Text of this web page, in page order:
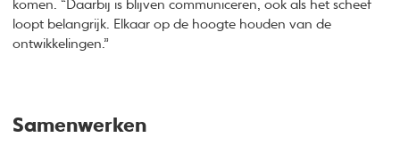
komen. “Daarbij is blijven communiceren, ook als het scheef
loopt belangrijk. Elkaar op de hoogte houden van de
ontwikkelingen.”
Samenwerken